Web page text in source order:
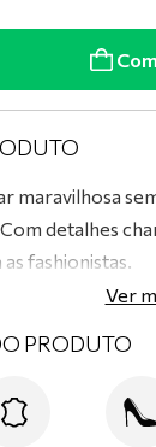
maravilhosa
detalhes
fashionistas.
Ver
PRODUTO